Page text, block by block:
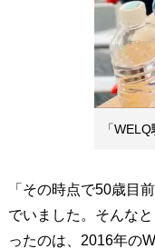
「
「その時点で50歳目
でいました。そんな
ったのは、2016年の